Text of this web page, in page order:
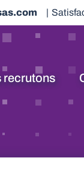
|
recrutons